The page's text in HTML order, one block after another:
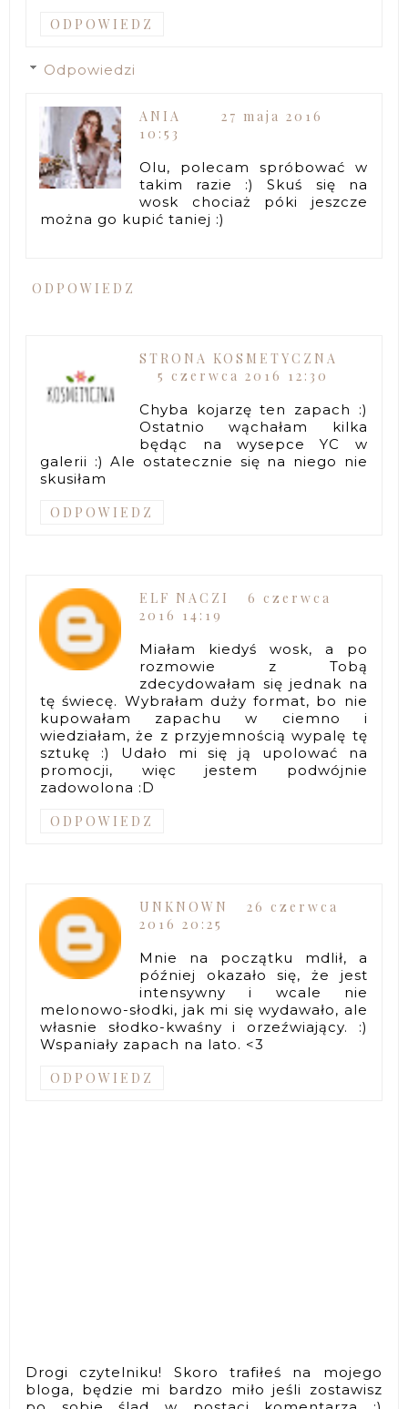
ODPOWIEDZ
Odpowiedzi
ANIA
27 maja 2016
10:53
Olu, polecam spróbować w
takim razie :) Skuś się na
wosk chociaż póki jeszcze
można go kupić taniej :)
ODPOWIEDZ
STRONA KOSMETYCZNA
5 czerwca 2016 12:30
Chyba kojarzę ten zapach :)
Ostatnio wąchałam kilka
będąc na wysepce YC w
galerii :) Ale ostatecznie się na niego nie
skusiłam
ODPOWIEDZ
ELF NACZI
6 czerwca
2016 14:19
Miałam kiedyś wosk, a po
rozmowie z Tobą
zdecydowałam się jednak na
tę świecę. Wybrałam duży format, bo nie
kupowałam zapachu w ciemno i
wiedziałam, że z przyjemnością wypalę tę
sztukę :) Udało mi się ją upolować na
promocji, więc jestem podwójnie
zadowolona :D
ODPOWIEDZ
UNKNOWN
26 czerwca
2016 20:25
Mnie na początku mdlił, a
później okazało się, że jest
intensywny i wcale nie
melonowo-słodki, jak mi się wydawało, ale
własnie słodko-kwaśny i orzeźwiający. :)
Wspaniały zapach na lato. <3
ODPOWIEDZ
Drogi czytelniku! Skoro trafiłeś na mojego
bloga, będzie mi bardzo miło jeśli zostawisz